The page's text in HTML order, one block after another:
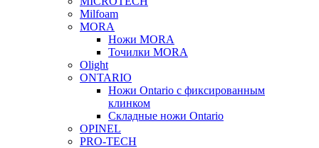
Milfoam
MORA
Ножи MORA
Точилки MORA
Olight
ONTARIO
Ножи Ontario c фиксированным
клинком
Складные ножи Ontario
OPINEL
PRO-TECH